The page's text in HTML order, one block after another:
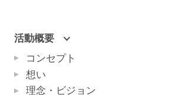
活動概要
コンセプト
想い
理念・ビジョン